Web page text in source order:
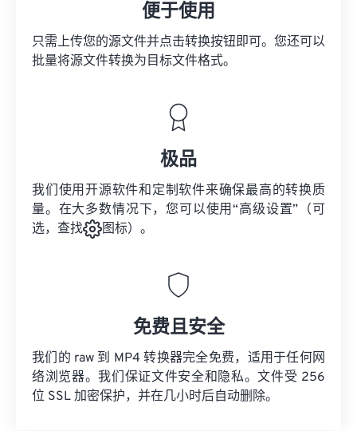
便于使用
只需上传您的源文件并点击转换按钮即可。您还可以
批量将源文件转换为目标文件格式。
极品
我们使用开源软件和定制软件来确保最高的转换质
量。在大多数情况下，您可以使用“高级设置”（可
选，查找
图标）。
免费且安全
我们的 raw 到 MP4 转换器完全免费，适用于任何网
络浏览器。我们保证文件安全和隐私。文件受 256
位 SSL 加密保护，并在几小时后自动删除。